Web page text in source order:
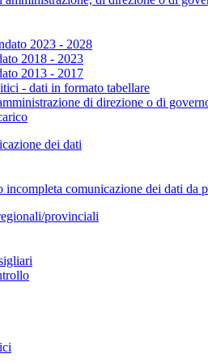
2023 - 2028
2018 - 2023
2013 - 2017
- dati in formato tabellare
di direzione o di
dei dati
incompleta comunicazione dei dati
provinciali